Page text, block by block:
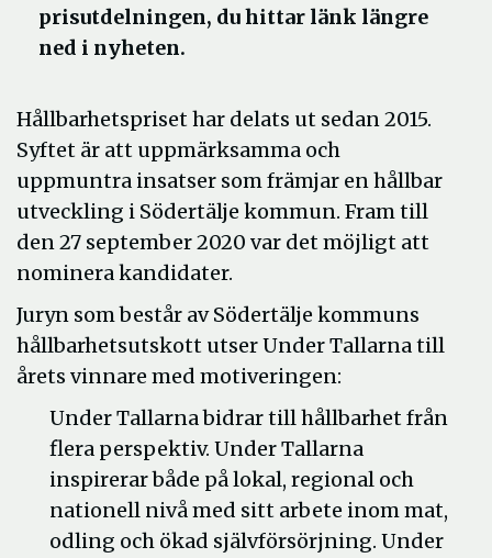
prisutdelningen, du hittar länk längre
ned i nyheten.
Hållbarhetspriset har delats ut sedan 2015.
Syftet är att uppmärksamma och
uppmuntra insatser som främjar en hållbar
utveckling i Södertälje kommun. Fram till
den 27 september 2020 var det möjligt att
nominera kandidater.
Juryn som består av Södertälje kommuns
hållbarhetsutskott utser Under Tallarna till
årets vinnare med motiveringen:
Under Tallarna bidrar till hållbarhet från
flera perspektiv. Under Tallarna
inspirerar både på lokal, regional och
nationell nivå med sitt arbete inom mat,
odling och ökad självförsörjning. Under